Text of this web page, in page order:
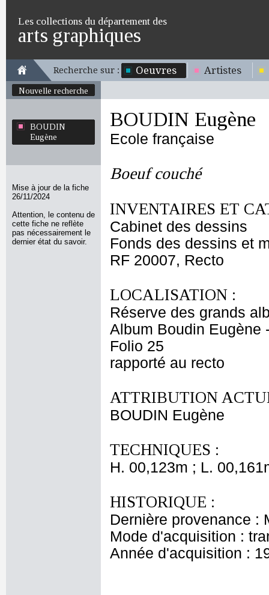
Les collections du département des
arts graphiques
Recherche sur : Oeuvres Artistes
Nouvelle recherche
BOUDIN
Eugène
Mise à jour de la fiche
26/11/2024
Attention, le contenu de
cette fiche ne reflète
pas nécessairement le
dernier état du savoir.
BOUDIN Eugène
Ecole française
Boeuf couché
INVENTAIRES ET
Cabinet des dessins
Fonds des dessins et
RF 20007, Recto
LOCALISATION :
Réserve des grands
Album Boudin Eugène
Folio 25
rapporté au recto
ATTRIBUTION
BOUDIN Eugène
TECHNIQUES :
H. 00,123m ; L.
HISTORIQUE :
Dernière provenance :
Mode d'acquisition :
Année d'acquisition :